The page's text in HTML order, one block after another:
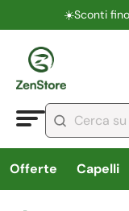
☀️​Sconti
Offerte Capelli